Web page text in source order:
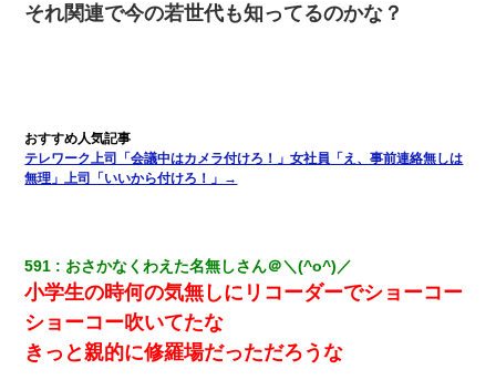
それ関連で今の若世代も知ってるのかな？
テレワーク上司「会議中はカメラ付けろ！」女社員「え、事前連絡無しは
無理」上司「いいから付けろ！」→
591 おさかなくわえた名無しさん＠＼(^o^)／
小学生の時何の気無しにリコーダーでショーコー
ショーコー吹いてたな
きっと親的に修羅場だっただろうな